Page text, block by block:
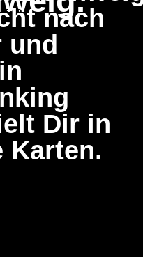
nach
und
Dir in
Karten.